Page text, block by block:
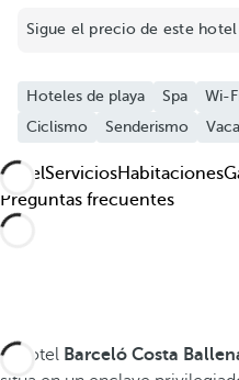
Sigue el precio de este hotel
Hoteles de playa Spa Wi-
Ciclismo
Senderismo
HotelServiciosHabitaciones
Preguntas frecuentes
El hotel Barceló Costa